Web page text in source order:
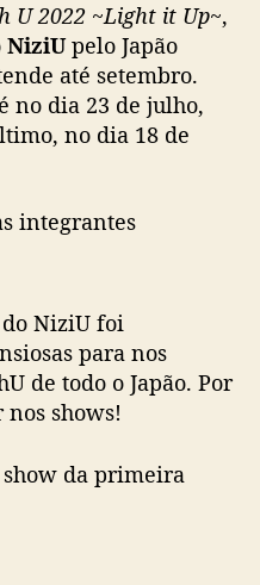
a
r
a
p
r
i
t
r
n
ê
e
U 2022 ~Light it Up~,
NiziUpelo Japão
até setembro.
no dia 23 de julho,
no dia 18 de
integrantes
NiziU foi
para nos
de todo o Japão. Por
shows!
show da primeira